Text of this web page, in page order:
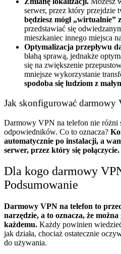
serwer, przez który przejdzie
będziesz mógł „wirtualnie”
przedstawiać się
mieszkaniec innego miejsca
Optymalizacja przepływu
błahą sprawą, jednakże
się na zwiększenie
mniejsze wykorzystanie
spodoba się ludziom z
Jak skonfigurować darmowy
Darmowy VPN na telefon nie różni
odpowiedników. Co to oznacza?
automatycznie po instalacji, a
serwer, przez który się połączycie.
Dla kogo darmowy
Podsumowanie
Darmowy VPN na telefon to
narzędzie, a to oznacza, że
każdemu. Każdy powinien
jak działa, chociaż ostatecznie
do używania.